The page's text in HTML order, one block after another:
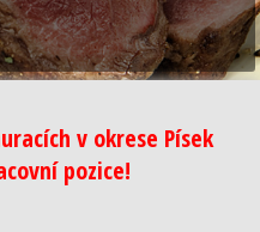
v okrese Písek
pozice!